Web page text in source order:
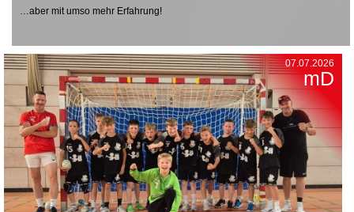
…aber mit umso mehr Erfahrung!
07.07.2026
mD